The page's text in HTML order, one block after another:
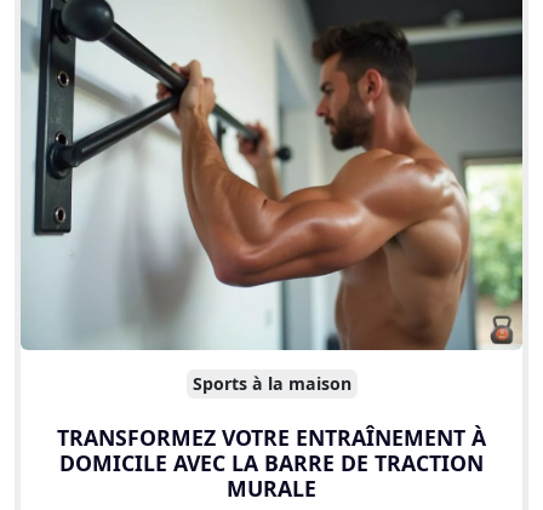
Sports à la maison
TRANSFORMEZ VOTRE ENTRAÎNEMENT À
DOMICILE AVEC LA BARRE DE TRACTION
MURALE